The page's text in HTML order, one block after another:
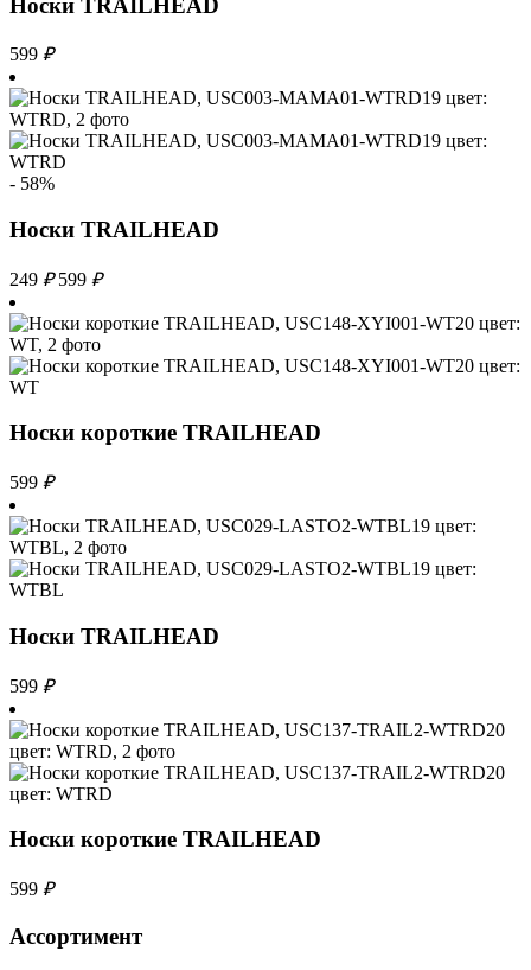
599 ₽
- 58%
Носки TRAILHEAD
249 ₽ 599 ₽
Носки короткие TRAILHEAD
599 ₽
Носки TRAILHEAD
599 ₽
Носки короткие TRAILHEAD
599 ₽
Ассортимент